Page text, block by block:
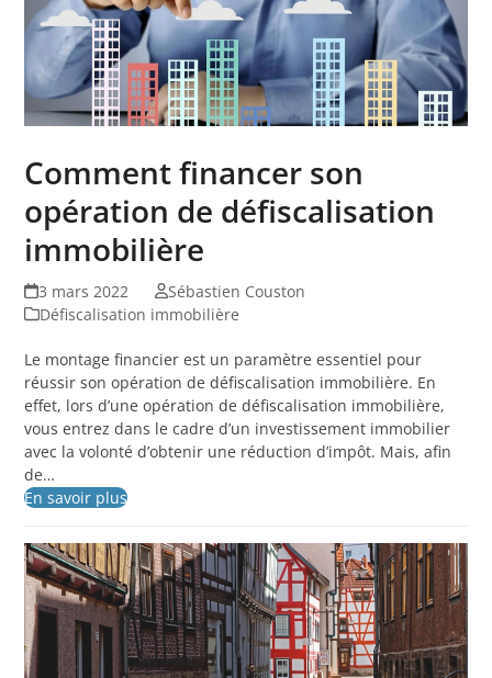
Comment financer son
opération de défiscalisation
immobilière
3 mars 2022
Sébastien Couston
Défiscalisation immobilière
Le montage financier est un paramètre essentiel pour
réussir son opération de défiscalisation immobilière. En
effet, lors d’une opération de défiscalisation immobilière,
vous entrez dans le cadre d’un investissement immobilier
avec la volonté d’obtenir une réduction d’impôt. Mais, afin
de…
En savoir plus